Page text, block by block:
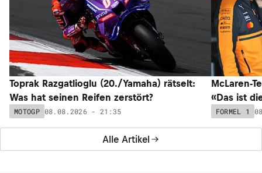
Alle Artikel
Toprak Razgatlioglu (20./Yamaha) rätselt:
Was hat seinen Reifen zerstört?
MOTOGP 08.08.2026 - 21:35
McLaren-
«Das ist
FORMEL 1